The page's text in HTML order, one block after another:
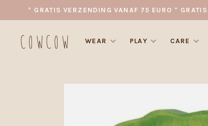
* GRATIS VERZENDING VANAF 75 EURO *
WEAR PLAY CARE